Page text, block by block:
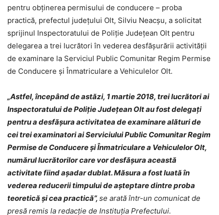
pentru obținerea permisului de conducere – proba
practică, prefectul județului Olt, Silviu Neacșu, a solicitat
sprijinul Inspectoratului de Poliție Județean Olt pentru
delegarea a trei lucrători în vederea desfășurării activității
de examinare la Serviciul Public Comunitar Regim Permise
de Conducere și Înmatriculare a Vehiculelor Olt.
„Astfel, începând de astăzi, 1 martie 2018, trei lucrători ai
Inspectoratului de Poliție Județean Olt au fost delegați
pentru a desfășura activitatea de examinare alături de
cei trei examinatori ai Serviciului Public Comunitar Regim
Permise de Conducere și Înmatriculare a Vehiculelor Olt,
numărul lucrătorilor care vor desfășura această
activitate fiind așadar dublat. Măsura a fost luată în
vederea reducerii timpului de așteptare dintre proba
teoretică și cea practică”, se arată într-un comunicat de
presă remis la redacție de Instituția Prefectului.